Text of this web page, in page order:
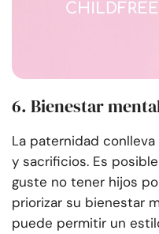
6. Bienestar
La paternidad
y sacrificios. Es
guste no tener hijos
priorizar su bienestar
puede permitir un